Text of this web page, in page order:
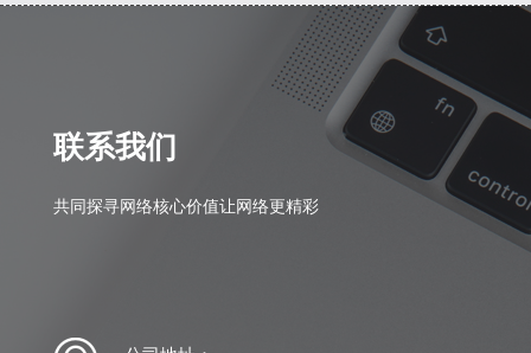
次数的。所以只要能给到准确的修改意见，是不会存在设
计一直不满意的情况。若初稿我司设计人员理解错误，相
差较大，我司愿意从头做起，之前的全部工作量我们愿意
自行承担。
联系我们
共同探寻网络核心价值让网络更精彩